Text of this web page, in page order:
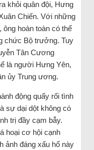
khỏi quân đội, Hưng
Chiến. Với những
ông hoàn toàn có thể
chức Bộ trưởng. Tuy
Tân Cương
là người Hưng Yên,
ủy Trung ương.
động quấy rối tình
sự dại dột không có
trị đầy cạm bẫy.
hoại cơ hội cạnh
ảnh đáng xấu hổ này